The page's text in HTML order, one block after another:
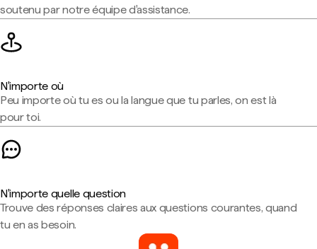
soutenu par notre équipe d'assistance.
N'importe où
Peu importe où tu es ou la langue que tu parles, on est là
pour toi.
N'importe quelle question
Trouve des réponses claires aux questions courantes, quand
tu en as besoin.